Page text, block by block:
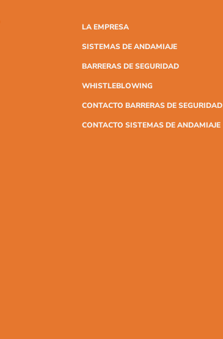
LA EMPRESA
SISTEMAS DE ANDAMIAJE
BARRERAS DE SEGURIDAD
WHISTLEBLOWING
CONTACTO BARRERAS DE SEGURIDAD
CONTACTO SISTEMAS DE ANDAMIAJE